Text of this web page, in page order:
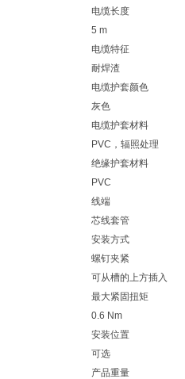
电缆长度
5 m
电缆特征
耐焊渣
电缆护套颜色
灰色
电缆护套材料
PVC，辐照处理
绝缘护套材料
PVC
线端
芯线套管
安装方式
螺钉夹紧
可从槽的上方插入
最大紧固扭矩
0.6 Nm
安装位置
可选
产品重量